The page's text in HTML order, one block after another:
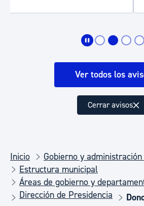
Ver todos los
Cerrar avisos
Inicio
Gobierno y
Estructura municipal
Áreas de gobierno y
Dirección de Presidencia